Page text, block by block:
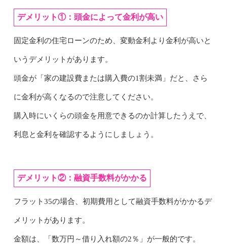
デメリット①：頭金によって金利が高い
固定金利の住宅ローンのため、変動金利より金利が高いと
いうデメリットがあります。
頭金が「家の建設費または購入費の1割未満」だと、さら
に金利が高くなるので注意してください。
購入時にいくらの頭金を用意できるのか計算したうえで、
利息と金利を確認するようにしましょう。
デメリット②：融資手数料がかかる
フラット35の場合、初期費用として融資手数料がかかるデ
メリットがあります。
金額は、「数万円～借り入れ額の2％」が一般的です。